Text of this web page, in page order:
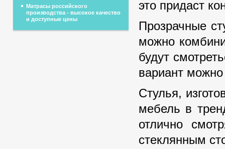
это придаст
Прозрачные
можно
будут
вариант
Стулья,
мебель в
отлично
стеклянным
Матрасы российского
производства - высокое качество
и доступные цены